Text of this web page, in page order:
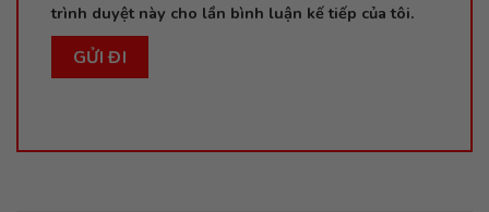
trình duyệt này cho lần bình luận kế tiếp của tôi.